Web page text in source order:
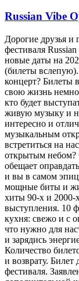
Russian Vibe
Дорогие друзья
фестиваля
новые даты на
(билеты
концерт? Билеты
свою жизнь
кто будет
живую музыку и
интересно и
музыкальным
встретиться на
открытым небом?
обещает
и вы в самом
мощные биты и
хиты 90-х и
выступления. 10
кухня: свежо и с
что нужно для
и зарядись
Количество
и возврату. Билет
фестиваля.